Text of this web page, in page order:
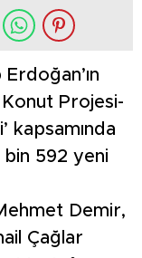
Konut Projesi-
kapsamında
bin 592 yeni
Demir,
Çağlar